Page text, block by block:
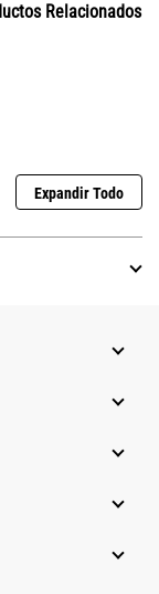
Relacionados
Expandir Todo